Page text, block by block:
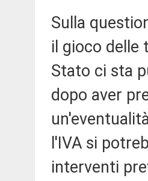
Sulla
il gioco delle
Stato ci sta
dopo aver
l'IVA si
interventi